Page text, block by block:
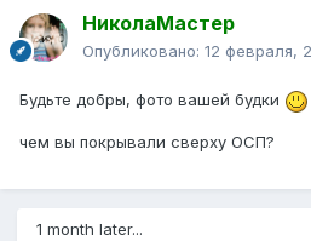
НиколаМастер
Опубликовано: 12 февраля,
Будьте добры, фото вашей будки
чем вы покрывали сверху ОСП?
1 month later...